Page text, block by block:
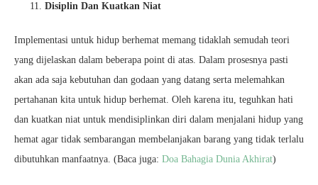
Disiplin Dan Kuatkan Niat
Implementasi untuk hidup berhemat memang tidaklah semudah teori
yang dijelaskan dalam beberapa point di atas. Dalam prosesnya pasti
akan ada saja kebutuhan dan godaan yang datang serta melemahkan
pertahanan kita untuk hidup berhemat. Oleh karena itu, teguhkan hati
dan kuatkan niat untuk mendisiplinkan diri dalam menjalani hidup yang
hemat agar tidak sembarangan membelanjakan barang yang tidak terlalu
dibutuhkan manfaatnya. (Baca juga: Doa Bahagia Dunia Akhirat)